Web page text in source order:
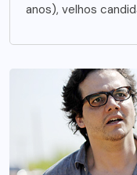
anos), velhos